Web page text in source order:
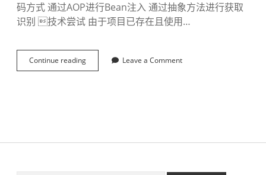
码方式 通过AOP进行Bean注入 通过抽象方法进行获取
识别 技术尝试 由于项目已存在且使用…
Continue reading
p
a
Leave a Comment